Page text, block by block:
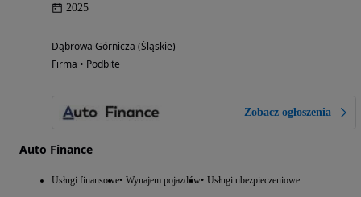
2025
Dąbrowa Górnicza (Śląskie)
Firma • Podbite
Zobacz ogłoszenia
Auto Finance
Usługi finansowe Wynajem pojazdów Usługi ubezpieczeniowe